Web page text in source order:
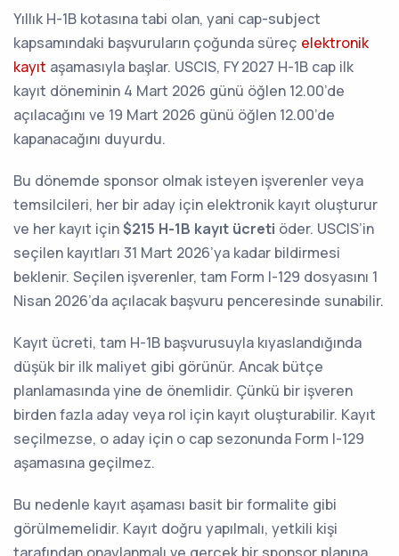
Yıllık H-1B kotasına tabi olan, yani cap-subject
kapsamındaki başvuruların çoğunda süreç elektronik
kayıt aşamasıyla başlar. USCIS, FY 2027 H-1B cap ilk
kayıt döneminin 4 Mart 2026 günü öğlen 12.00’de
açılacağını ve 19 Mart 2026 günü öğlen 12.00’de
kapanacağını duyurdu.
Bu dönemde sponsor olmak isteyen işverenler veya
temsilcileri, her bir aday için elektronik kayıt oluşturur
ve her kayıt için$215 H-1B kayıt ücreti öder. USCIS’in
seçilen kayıtları 31 Mart 2026’ya kadar bildirmesi
beklenir. Seçilen işverenler, tam Form I-129 dosyasını 1
Nisan 2026’da açılacak başvuru penceresinde sunabilir.
Kayıt ücreti, tam H-1B başvurusuyla kıyaslandığında
düşük bir ilk maliyet gibi görünür. Ancak bütçe
planlamasında yine de önemlidir. Çünkü bir işveren
birden fazla aday veya rol için kayıt oluşturabilir. Kayıt
seçilmezse, o aday için o cap sezonunda Form I-129
aşamasına geçilmez.
Bu nedenle kayıt aşaması basit bir formalite gibi
görülmemelidir. Kayıt doğru yapılmalı, yetkili kişi